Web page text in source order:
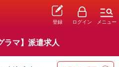
登録 ログイン メニュー
ラマ】派遣求人